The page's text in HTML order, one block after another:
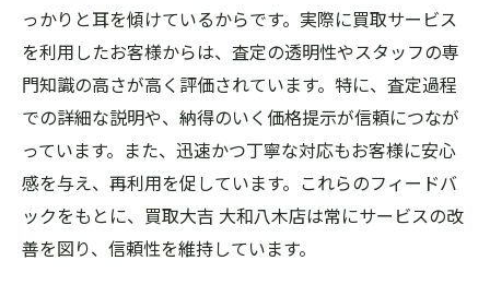
っかりと耳を傾けているからです。実際に買取サービス
を利用したお客様からは、査定の透明性やスタッフの専
門知識の高さが高く評価されています。特に、査定過程
での詳細な説明や、納得のいく価格提示が信頼につなが
っています。また、迅速かつ丁寧な対応もお客様に安心
感を与え、再利用を促しています。これらのフィードバ
ックをもとに、買取大吉 大和八木店は常にサービスの改
善を図り、信頼性を維持しています。